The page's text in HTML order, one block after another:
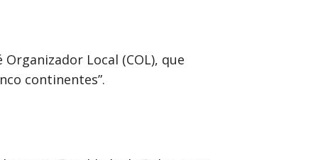
Local (COL), que
continentes”.